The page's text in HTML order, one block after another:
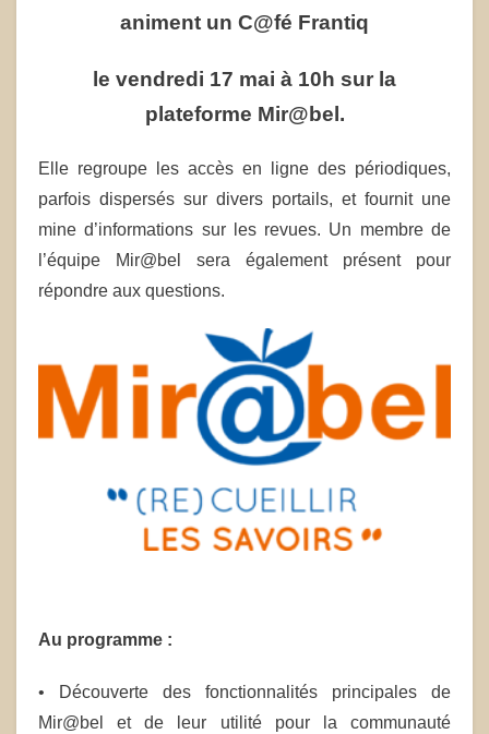
animent un C@fé Frantiq
le vendredi 17 mai à 10h sur la
plateforme Mir@bel.
Elle regroupe les accès en ligne des périodiques,
parfois dispersés sur divers portails, et fournit une
mine d’informations sur les revues. Un membre de
l’équipe Mir@bel sera également présent pour
répondre aux questions.
Au programme :
• Découverte des fonctionnalités principales de
Mir@bel et de leur utilité pour la communauté